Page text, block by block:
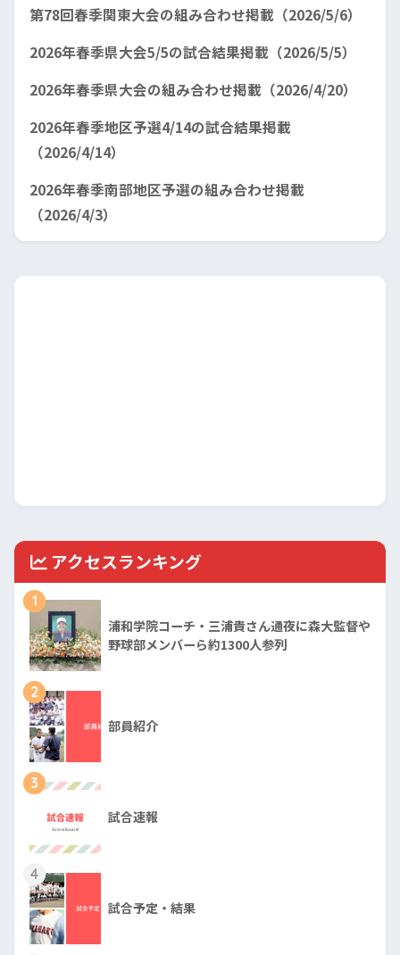
第78回春季関東大会の組み合わせ掲載（2026/5/6）
2026年春季県大会5/5の試合結果掲載（2026/5/5）
2026年春季県大会の組み合わせ掲載（2026/4/20）
2026年春季地区予選4/14の試合結果掲載
（2026/4/14）
2026年春季南部地区予選の組み合わせ掲載
（2026/4/3）
アクセスランキング
1
浦和学院コーチ・三浦貴さん通夜に森大監督や
野球部メンバーら約1300人参列
2
部員紹介
3
試合速報
4
試合予定・結果